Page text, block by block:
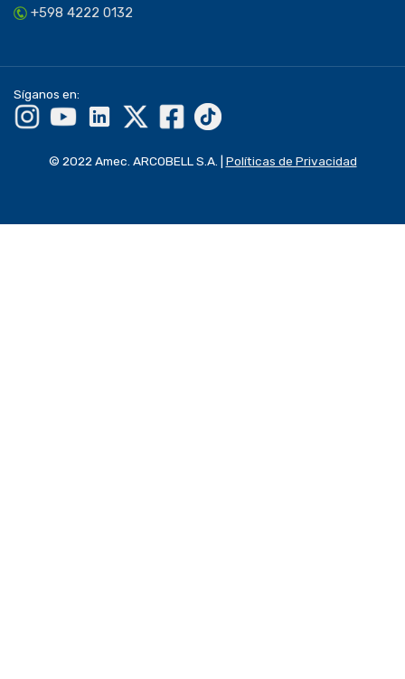
+598 4222 0132
Síganos en:
© 2022 Amec. ARCOBELL S.A. | Políticas de Privacidad